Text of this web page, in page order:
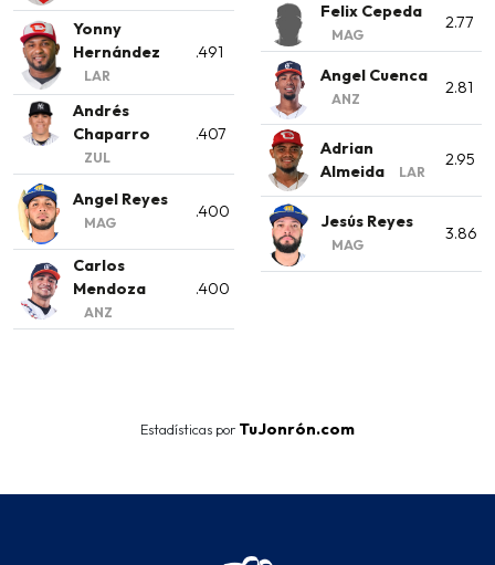
Yonny
Hernández
LAR
.491
Andrés
Chaparro
ZUL
.407
Angel Reyes
MAG
.400
Carlos
Mendoza
ANZ
.400
Felix Cepeda
MAG
2.77
Angel Cuenca
ANZ
2.81
Adrian
Almeida
LAR
2.95
Jesús Reyes
MAG
3.86
Estadísticas por TuJonrón.com